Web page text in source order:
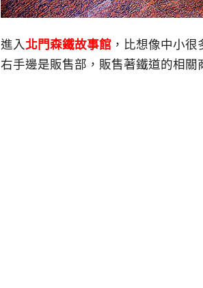
進入 北門森鐵故事館 ，比想像中小
右手邊是販售部，販售著鐵道的相關